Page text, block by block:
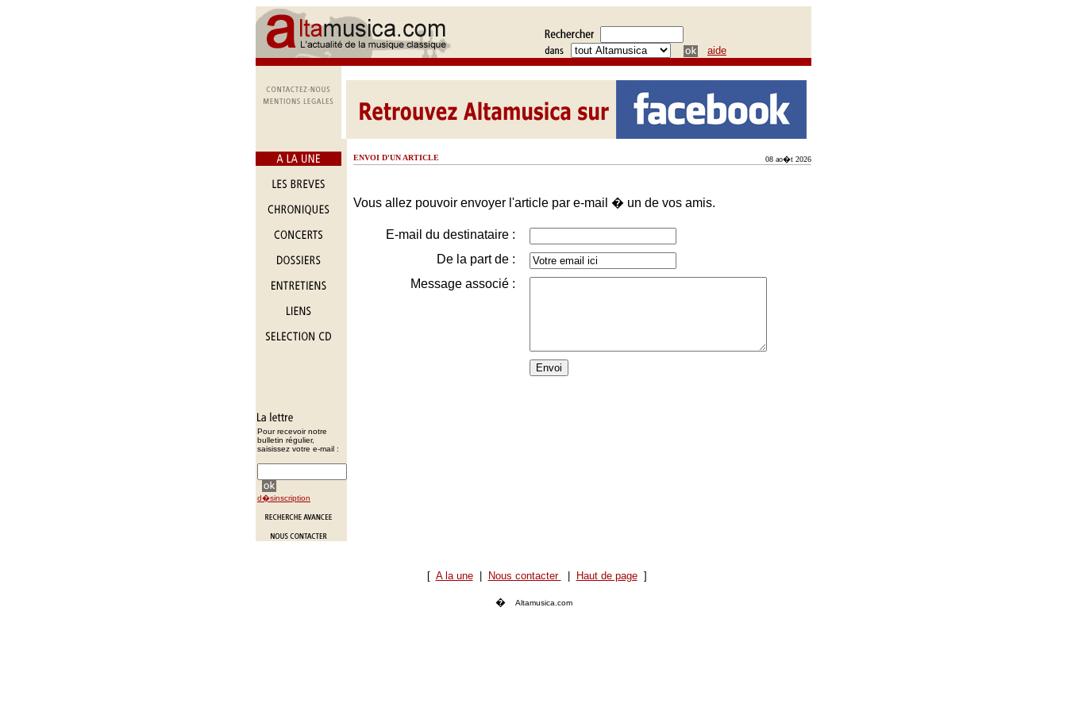
aide
Pour recevoir notre
bulletin régulier,
saisissez votre e-mail :
d�sinscription
ENVOI D'UN ARTICLE 08 ao�t 2026
Vous allez pouvoir envoyer l'article par e-mail � un de vos amis.
E-mail du destinataire :
De la part de :
Message associé :
[ A la une| Nous contacter Haut de page]
� Altamusica.com